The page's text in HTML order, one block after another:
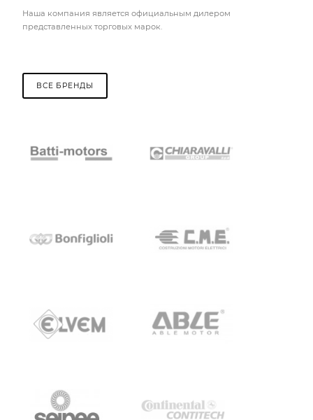
Наша компания является официальным дилером
представленных торговых марок.
ВСЕ БРЕНДЫ